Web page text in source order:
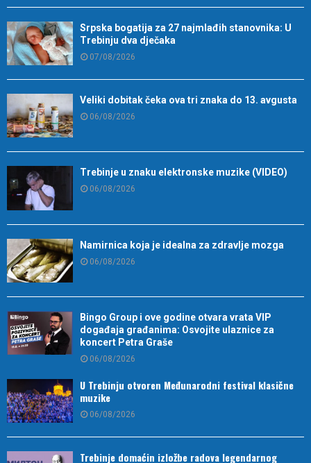
Srpska bogatija za 27 najmlađih stanovnika: U
Trebinju dva dječaka
07/08/2026
Veliki dobitak čeka ova tri znaka do 13. avgusta
06/08/2026
Trebinje u znaku elektronske muzike (VIDEO)
06/08/2026
Namirnica koja je idealna za zdravlje mozga
06/08/2026
Bingo Group i ove godine otvara vrata VIP
događaja građanima: Osvojite ulaznice za
koncert Petra Graše
06/08/2026
U Trebinju otvoren Međunarodni festival klasične
muzike
06/08/2026
Trebinje domaćin izložbe radova legendarnog